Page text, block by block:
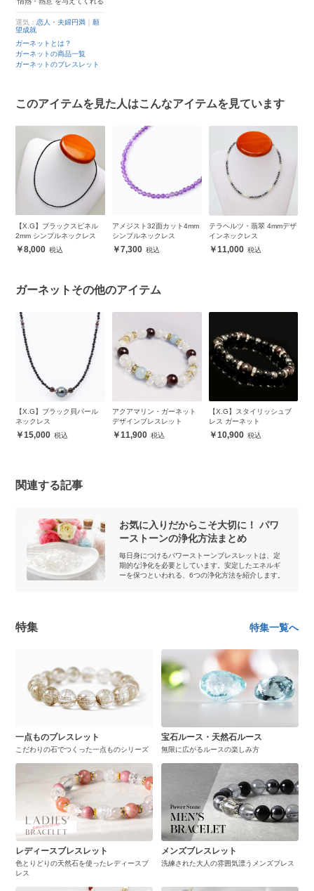
運気：恋人・夫婦円満
願
望成就
ガーネットとは？
ガーネットの商品一覧
ガーネットのブレスレット
このアイテムを見た人はこんなアイテムを見ています
【X.G】ブラックスピネル
2mm シンプルネックレス
8,000
アメジスト32面カット4mm
シンプルネックレス
7,300
テラヘルツ・翡翠 4mmデザ
インネックレス
11,000
ガーネットその他のアイテム
【X.G】ブラック貝パール
ネックレス
15,000
アクアマリン・ガーネット
デザインブレスレット
11,900
【X.G】スタイリッシュブ
レス ガーネット
10,900
関連する記事
お気に入りだからこそ大切に！ パワ
ーストーンの浄化方法まとめ
毎日身につけるパワーストーンブレスレットは、定
期的な浄化を必要としています。安定したエネルギ
ーを保つといわれる、6つの浄化方法を紹介します。
特集 特集一覧へ
一点ものブレスレット
こだわりの石でつくった一点ものシリーズ
宝石ルース・天然石ルース
無限に広がるルースの楽しみ方
レディースブレスレット
色とりどりの天然石を使ったレディースブ
レス
メンズブレスレット
洗練された大人の雰囲気漂うメンズブレス